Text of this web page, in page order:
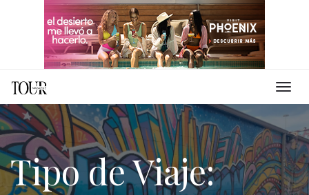
Tipo de Viaje: